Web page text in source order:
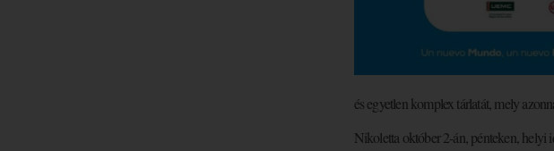
és egyetlen komplex tárlatát, mely
Nikoletta október 2-án, pénteken,